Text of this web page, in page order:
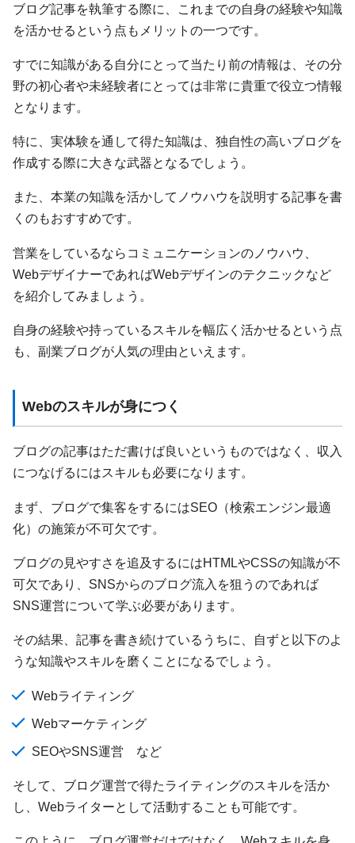
ブログ記事を執筆する際に、これまでの自身の経験や知識
を活かせるという点もメリットの一つです。
すでに知識がある自分にとって当たり前の情報は、その分
野の初心者や未経験者にとっては非常に貴重で役立つ情報
となります。
特に、実体験を通して得た知識は、独自性の高いブログを
作成する際に大きな武器となるでしょう。
また、本業の知識を活かしてノウハウを説明する記事を書
くのもおすすめです。
営業をしているならコミュニケーションのノウハウ、
WebデザイナーであればWebデザインのテクニックなど
を紹介してみましょう。
自身の経験や持っているスキルを幅広く活かせるという点
も、副業ブログが人気の理由といえます。
Webのスキルが身につく
ブログの記事はただ書けば良いというものではなく、収入
につなげるにはスキルも必要になります。
まず、ブログで集客をするにはSEO（検索エンジン最適
化）の施策が不可欠です。
ブログの見やすさを追及するにはHTMLやCSSの知識が不
可欠であり、SNSからのブログ流入を狙うのであれば
SNS運営について学ぶ必要があります。
その結果、記事を書き続けているうちに、自ずと以下のよ
うな知識やスキルを磨くことになるでしょう。
Webライティング
Webマーケティング
SEOやSNS運営 など
そして、ブログ運営で得たライティングのスキルを活か
し、Webライターとして活動することも可能です。